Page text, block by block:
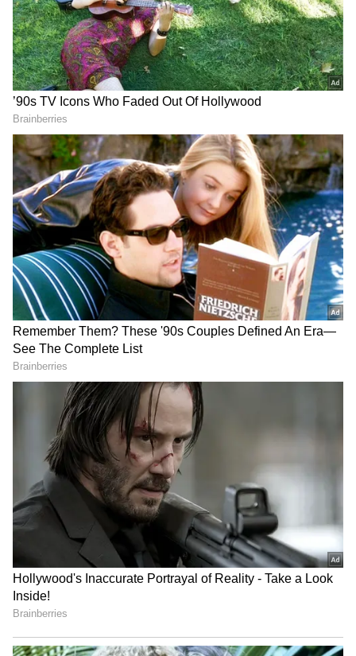
‘‘భారతదేశం రాష్ట్రాల సమాఖ్య. కాబట్టి అన్ని రాష్ట్రాల
యువతకు సమాన అవకాశాలు రావాలి. మొట్టమొదటగా
మా డిమాండ్ కు సానుకూల ఫలితం లభించింది. అన్ని కేంద్ర
ప్రభుత్వ పరీక్షలను అన్ని ప్రాంతీయ భాషల్లో నిర్వహించాలని
గళం విప్పుదాం. ఇందులో మనం గెలుస్తాం.’’ అని ఆయన
పేర్కొన్నారు.
PM Modi: కేవ‌లం ప్ర‌శ్నించ‌డ‌మే
కాదు.. దేశ యువ‌త‌కు ప్ర‌ధాని
మోదీ సూచన
గుజరాత్‌లో వింత ఘటన అలల్లా
ఎగసి పడుతున్న బావి నీళ్లు |
Virparada village | Gujarat
mysterious well
LATEST VIDEOS
చీరను నేసిన సీఎం చంద్రబాబు | CM
Chandrababu Chirala tour | Asianet
Telugu
బంగాళాఖాతంలో అల్పపీడనం...ఇక ఏపీలో
దంచుడే | Asianet News Telugu